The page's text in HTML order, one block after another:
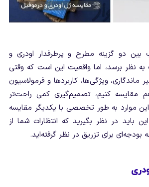
بین دو گزینه مطرح و پرطرفدار اودری و
نظر برسد، اما واقعیت این است که وقتی
ماندگاری، ویژگی‌ها، کاربردها و فرمولاسیون
مقایسه کنیم، تصمیم‌گیری کمی راحت‌تر
موارد به طور تخصصی با یکدیگر مقایسه
باید در نظر بگیرید که انتظارات شما از
برای تزریق در نظر گرفته‌اید.